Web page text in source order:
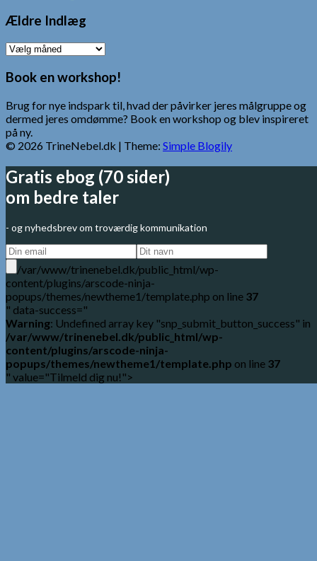
Ældre Indlæg
Ældre
Book en workshop!
Brug for nye indspark til, hvad der påvirker jeres målgruppe og
dermed jeres omdømme? Book en workshop og blev inspireret
på ny.
© 2026 TrineNebel.dk | Theme: Simple Blogily
Gratis ebog (70 sider)
om bedre taler
- og nyhedsbrev om troværdig kommunikation
/var/www/trinenebel.dk/public_html/wp-
content/plugins/arscode-ninja-
popups/themes/newtheme1/template.php on line 37
" data-success="
Warning: Undefined array key "snp_submit_button_success" in
/var/www/trinenebel.dk/public_html/wp-
content/plugins/arscode-ninja-
popups/themes/newtheme1/template.php on line 37
" value="Tilmeld dig nu!">